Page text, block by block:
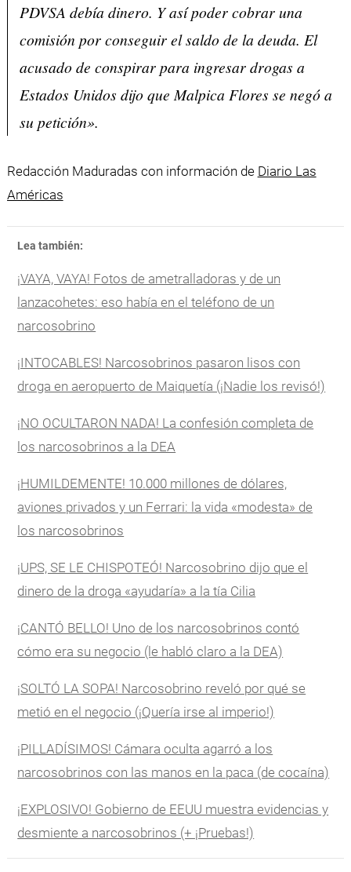
PDVSA debía dinero. Y así poder cobrar una
comisión por conseguir el saldo de la deuda. El
acusado de conspirar para ingresar drogas a
Estados Unidos dijo que Malpica Flores se negó a
su petición».
Redacción Maduradas con información de Diario Las
Américas
Lea también:
¡VAYA, VAYA! Fotos de ametralladoras y de un
lanzacohetes: eso había en el teléfono de un
narcosobrino
¡INTOCABLES! Narcosobrinos pasaron lisos con
droga en aeropuerto de Maiquetía (¡Nadie los revisó!)
¡NO OCULTARON NADA! La confesión completa de
los narcosobrinos a la DEA
¡HUMILDEMENTE! 10.000 millones de dólares,
aviones privados y un Ferrari: la vida «modesta» de
los narcosobrinos
¡UPS, SE LE CHISPOTEÓ! Narcosobrino dijo que el
dinero de la droga «ayudaría» a la tía Cilia
¡CANTÓ BELLO! Uno de los narcosobrinos contó
cómo era su negocio (le habló claro a la DEA)
¡SOLTÓ LA SOPA! Narcosobrino reveló por qué se
metió en el negocio (¡Quería irse al imperio!)
¡PILLADÍSIMOS! Cámara oculta agarró a los
narcosobrinos con las manos en la paca (de cocaína)
¡EXPLOSIVO! Gobierno de EEUU muestra evidencias y
desmiente a narcosobrinos (+ ¡Pruebas!)